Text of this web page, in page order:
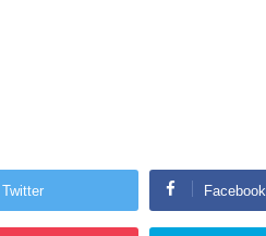
Twitter Facebook